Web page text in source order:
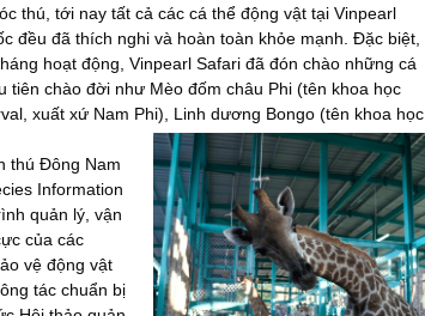
thú, tới nay tất cả các cá thể động vật tại Vinpearl
đều đã thích nghi và hoàn toàn khỏe mạnh. Đặc biệt,
hoạt động, Vinpearl Safari đã đón chào những cá
tiên chào đời như Mèo đốm châu Phi (tên khoa học
xuất xứ Nam Phi), Linh dương Bongo (tên khoa học
thú Đông Nam
Information
quản lý, vận
của các
vệ động vật
tác chuẩn bị